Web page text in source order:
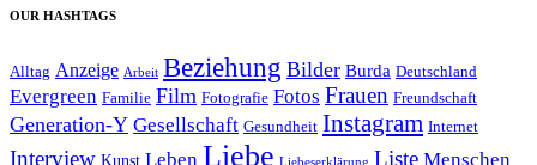
OUR HASHTAGS
Alltag Anzeige Arbeit Beziehung Bilder Burda Deutschland
Evergreen Familie Film Fotografie Fotos Frauen Freundschaft
Generation-Y Gesellschaft Gesundheit Instagram Internet
Interview Kunst Leben Liebe Liebeserklärung Liste Menschen